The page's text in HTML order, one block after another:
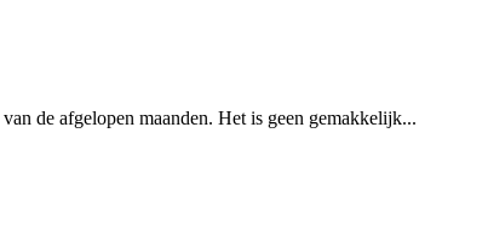
de afgelopen maanden. Het is geen gemakkelijk...